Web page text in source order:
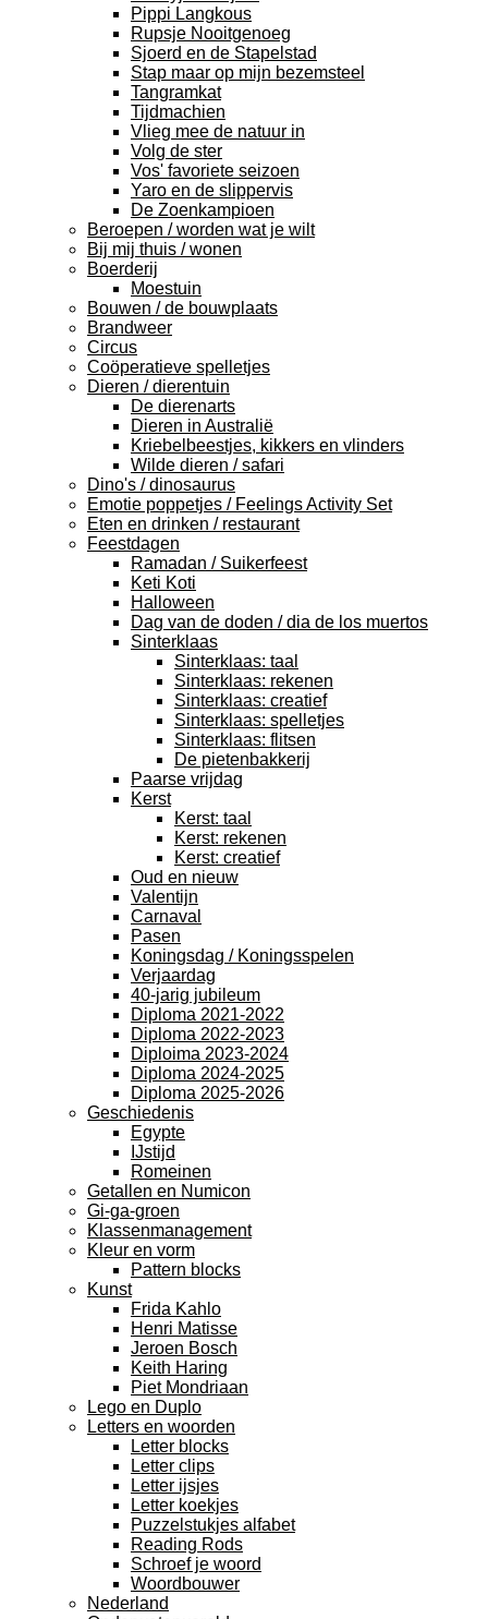
Pippi Langkous
Rupsje Nooitgenoeg
Sjoerd en de Stapelstad
Stap maar op mijn bezemsteel
Tangramkat
Tijdmachien
Vlieg mee de natuur in
Volg de ster
Vos' favoriete seizoen
Yaro en de slippervis
De Zoenkampioen
Beroepen / worden wat je wilt
Bij mij thuis / wonen
Boerderij
Moestuin
Bouwen / de bouwplaats
Brandweer
Circus
Coöperatieve spelletjes
Dieren / dierentuin
De dierenarts
Dieren in Australië
Kriebelbeestjes, kikkers en vlinders
Wilde dieren / safari
Dino's / dinosaurus
Emotie poppetjes / Feelings Activity Set
Eten en drinken / restaurant
Feestdagen
Ramadan / Suikerfeest
Keti Koti
Halloween
Dag van de doden / dia de los muertos
Sinterklaas
Sinterklaas: taal
Sinterklaas: rekenen
Sinterklaas: creatief
Sinterklaas: spelletjes
Sinterklaas: flitsen
De pietenbakkerij
Paarse vrijdag
Kerst
Kerst: taal
Kerst: rekenen
Kerst: creatief
Oud en nieuw
Valentijn
Carnaval
Pasen
Koningsdag / Koningsspelen
Verjaardag
40-jarig jubileum
Diploma 2021-2022
Diploma 2022-2023
Diploima 2023-2024
Diploma 2024-2025
Diploma 2025-2026
Geschiedenis
Egypte
IJstijd
Romeinen
Getallen en Numicon
Gi-ga-groen
Klassenmanagement
Kleur en vorm
Pattern blocks
Kunst
Frida Kahlo
Henri Matisse
Jeroen Bosch
Keith Haring
Piet Mondriaan
Lego en Duplo
Letters en woorden
Letter blocks
Letter clips
Letter ijsjes
Letter koekjes
Puzzelstukjes alfabet
Reading Rods
Schroef je woord
Woordbouwer
Nederland